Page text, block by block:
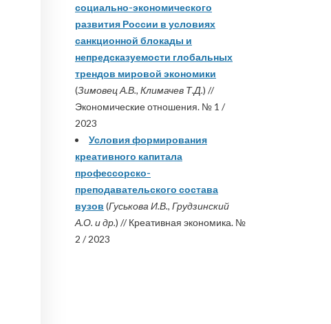
социально-экономического
развития России в условиях
санкционной блокады и
непредсказуемости глобальных
трендов мировой экономики
(Зимовец А.В., Климачев Т.Д.) //
Экономические отношения. № 1 /
2023
Условия формирования
креативного капитала
профессорско-
преподавательского состава
вузов (Гуськова И.В., Грудзинский
А.О. и др.) // Креативная экономика. №
2 / 2023